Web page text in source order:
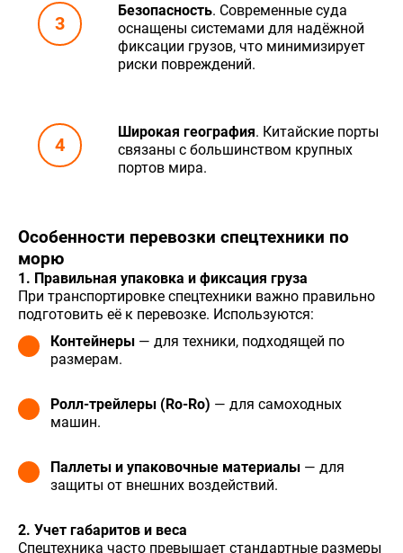
Безопасность. Современные суда
оснащены системами для надёжной
фиксации грузов, что минимизирует
риски повреждений.
Широкая география. Китайские порты
связаны с большинством крупных
портов мира.
Особенности перевозки спецтехники по
морю
1. Правильная упаковка и фиксация груза
При транспортировке спецтехники важно правильно
подготовить её к перевозке. Используются:
Контейнеры — для техники, подходящей по
размерам.
Ролл-трейлеры (Ro-Ro) — для самоходных
машин.
Паллеты и упаковочные материалы — для
защиты от внешних воздействий.
2. Учет габаритов и веса
Спецтехника часто превышает стандартные размеры